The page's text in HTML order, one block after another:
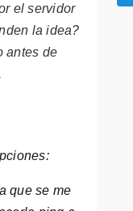
el servidor
la idea?
antes de
que se me